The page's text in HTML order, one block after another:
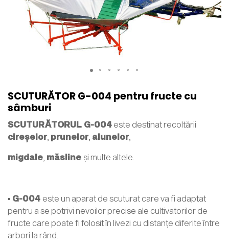
SCUTURĂTOR G-004 pentru fructe cu
sâmburi
SCUTURĂTORUL G-004 este destinat recoltării
cireșelor, prunelor, alunelor,
migdale măsline și multe altele.
▪ G-004 este un aparat de scuturat care va fi adaptat
pentru a se potrivi nevoilor precise ale cultivatorilor de
fructe care poate fi folosit în livezi cu distanțe diferite între
arbori la rând.